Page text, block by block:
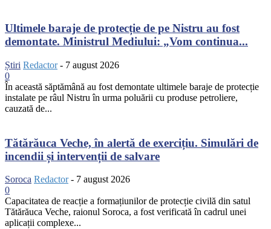
Ultimele baraje de protecție de pe Nistru au fost
demontate. Ministrul Mediului: „Vom continua...
Știri Redactor - 7 august 2026
0
În această săptămână au fost demontate ultimele baraje de protecție
instalate pe râul Nistru în urma poluării cu produse petroliere,
cauzată de...
Tătărăuca Veche, în alertă de exercițiu. Simulări de
incendii și intervenții de salvare
Soroca Redactor - 7 august 2026
0
Capacitatea de reacție a formațiunilor de protecție civilă din satul
Tătărăuca Veche, raionul Soroca, a fost verificată în cadrul unei
aplicații complexe...